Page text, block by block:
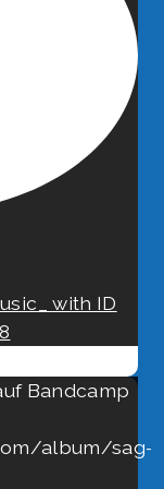
with ID
Bandcamp
album/sag-